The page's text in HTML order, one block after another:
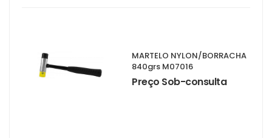
MARTELO NYLON/BORRACHA
840grs M07016
Preço Sob-consulta